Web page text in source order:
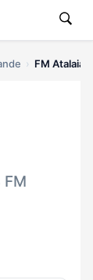
FM Atalaia
FM